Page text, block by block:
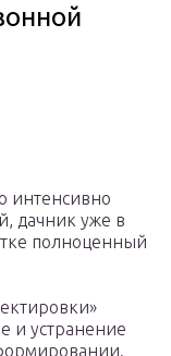
интенсивно
дачник уже в
полноценный
и устранение